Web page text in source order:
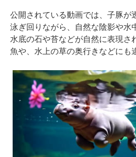
公開されている動画では、子豚が
泳ぎ回りながら、自然な陰影や水
水底の石や苔などが自然に表現さ
魚や、水上の草の奥行きなどにも